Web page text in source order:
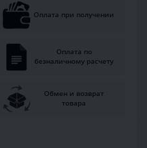
Оплата при получении
Оплата по
безналичному расчету
Обмен и возврат
товара